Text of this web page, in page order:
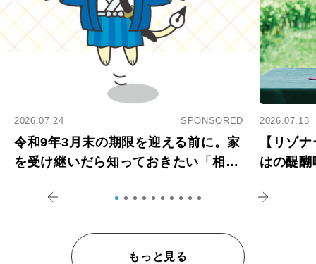
2026.07.24 SPONSORED
令和9年3月末の期限を迎える前に。家
を受け継いだら知っておきたい「相続
2026.07.13
【リゾ
はの醍
もっと見る